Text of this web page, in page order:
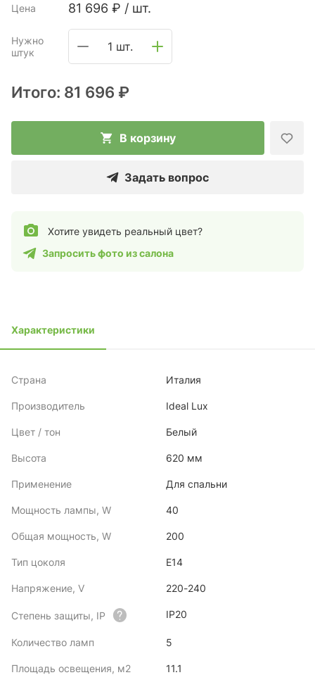
Цена 81 696 ₽ / шт.
Нужно
штук
1 шт.
Итого: 81 696 ₽
В корзину
Задать вопрос
Хотите увидеть реальный цвет?
Запросить фото из салона
Характеристики
Страна Италия
Производитель Ideal Lux
Цвет / тон Белый
Высота 620 мм
Применение Для спальни
Мощность лампы, W 40
Общая мощность, W 200
Тип цоколя E14
Напряжение, V 220-240
Степень защиты, IP IP20
Количество ламп 5
Площадь освещения, м2 11.1